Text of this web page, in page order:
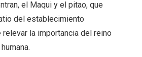
el Maqui y el pitao, que
del establecimiento
relevar la importancia del reino